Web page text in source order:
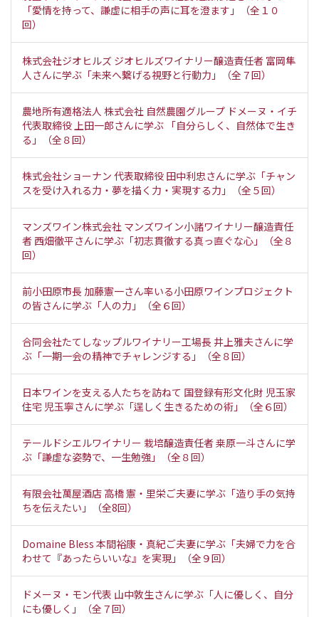
「愛情を持って、謙虚に相手の声に耳を澄ます」（全１０
回）
株式会社ジオヒルズ ジオヒルズワイナリー醸造責任者 富岡隼
人さんに学ぶ「未来へ繋げる視野と行動力」（全７回）
農地所有適格法人 株式会社 自然農園グループ ドメーヌ・イチ
代表取締役 上田一郎さんに学ぶ 「自分らしく、自然体で生き
る」（全８回）
株式会社ショーナン 代表取締役 田中利忠さんに学ぶ「チャン
スを受け入れる力・夢を描く力・実現する力」（全５回）
マンズワイン株式会社 マンズワイン小諸ワイナリー醸造責任
者 西畑徹平さんに学ぶ「初志貫徹する真っ直ぐな心」（全８
回）
前小田原市長 加藤憲一さん率いる小田原ワインプロジェクト
の皆さんに学ぶ「人の力」（全６回）
合同会社たてしなップルワイナリー工場長 井上雅夫さんに学
ぶ「一期一会の精神でチャレンジする」（全８回）
日本ワインを支える人たちを訪ねて 国登録有形文化財 児玉家
住宅 児玉寧さんに学ぶ「逞しく生きるための術」（全６回）
テールドシエルワイナリー 栽培醸造責任者 桒原一斗さんに学
ぶ「謙虚な姿勢で、一生勉強」（全８回）
有限会社萬屋酒店 高橋 憲・里栄ご夫妻に学ぶ「造り手の気持
ちを伝えたい」（全8回）
Domaine Bless 本間裕康・真紀ご夫妻に学ぶ「夫婦で力を合
わせて『あったらいいな』を実現」（全９回）
ドメーヌ・モン代表 山中敦生さんに学ぶ「人に優しく、自分
にも優しく」（全７回）